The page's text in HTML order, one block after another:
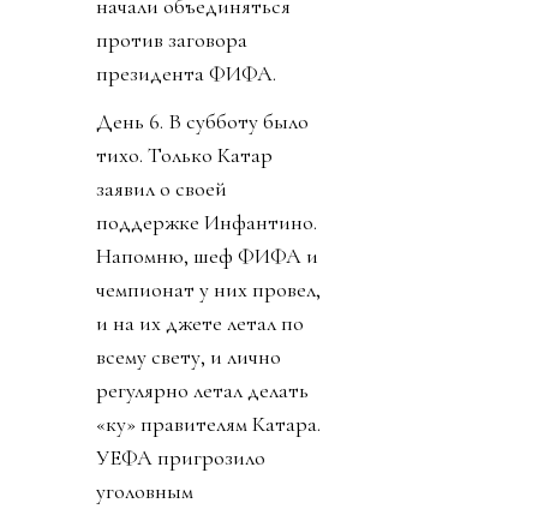
начали объединяться
против заговора
президента ФИФА.
День 6. В субботу было
тихо. Только Катар
заявил о своей
поддержке Инфантино.
Напомню, шеф ФИФА и
чемпионат у них провел,
и на их джете летал по
всему свету, и лично
регулярно летал делать
«ку» правителям Катара.
УЕФА пригрозило
уголовным